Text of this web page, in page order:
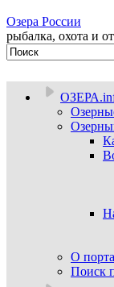
Озера России
рыбалка, охота и
О
Поиск